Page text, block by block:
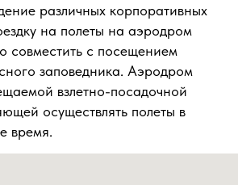
различных корпоративных
на полеты на аэродром
совместить с посещением
заповедника. Аэродром
взлетно-посадочной
осуществлять полеты в
время.